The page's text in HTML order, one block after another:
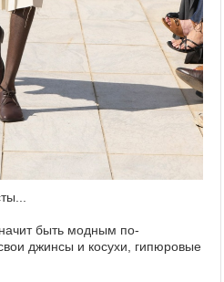
быть модным по-
джинсы и косухи, гипюровые